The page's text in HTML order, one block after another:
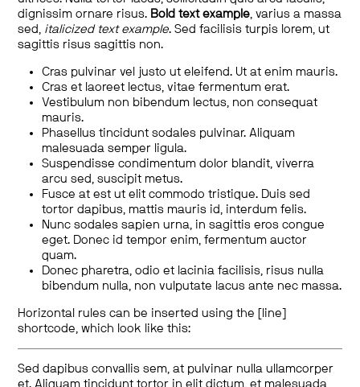
dignissim ornare risus. Bold text example, varius a massa
sed, italicized text example. Sed facilisis turpis lorem, ut
sagittis risus sagittis non.
Cras pulvinar vel justo ut eleifend. Ut at enim mauris.
Cras et laoreet lectus, vitae fermentum erat.
Vestibulum non bibendum lectus, non consequat
mauris.
Phasellus tincidunt sodales pulvinar. Aliquam
malesuada semper ligula.
Suspendisse condimentum dolor blandit, viverra
arcu sed, suscipit metus.
Fusce at est ut elit commodo tristique. Duis sed
tortor dapibus, mattis mauris id, interdum felis.
Nunc sodales sapien urna, in sagittis eros congue
eget. Donec id tempor enim, fermentum auctor
quam.
Donec pharetra, odio et lacinia facilisis, risus nulla
bibendum nulla, non vulputate lacus ante nec massa.
Horizontal rules can be inserted using the [line]
shortcode, which look like this:
Sed dapibus convallis sem, at pulvinar nulla ullamcorper
et. Aliquam tincidunt tortor in elit dictum, et malesuada